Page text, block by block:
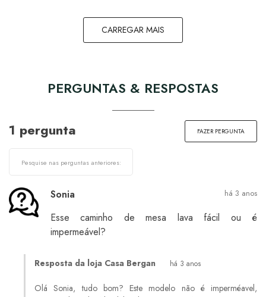
CARREGAR MAIS
PERGUNTAS & RESPOSTAS
1 pergunta FAZER PERGUNTA
Sonia há 3 anos
Esse caminho de mesa lava fácil ou é
impermeável?
Resposta da loja Casa Bergan há 3 anos
Olá Sonia, tudo bom? Este modelo não é imperméavel,